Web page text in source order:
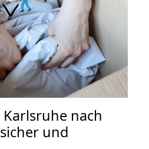
Karlsruhe nach
sicher und